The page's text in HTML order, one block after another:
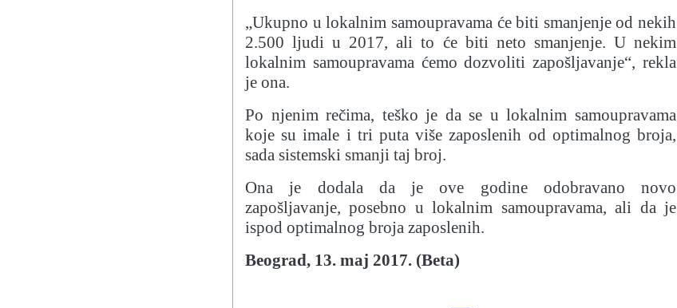
„Ukupno u lokalnim samoupravama će biti smanjenje od nekih
2.500 ljudi u 2017, ali to će biti neto smanjenje. U nekim
lokalnim samoupravama ćemo dozvoliti zapošljavanje“, rekla
je ona.
Po njenim rečima, teško je da se u lokalnim samoupravama
koje su imale i tri puta više zaposlenih od optimalnog broja,
sada sistemski smanji taj broj.
Ona je dodala da je ove godine odobravano novo
zapošljavanje, posebno u lokalnim samoupravama, ali da je
ispod optimalnog broja zaposlenih.
Beograd, 13. maj 2017. (Beta)